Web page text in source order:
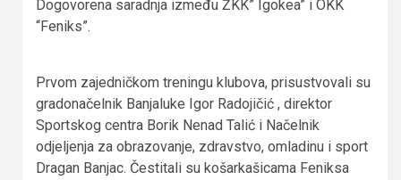
Dogovorena saradnja između ŽKK” Igokea” i OKK
“Feniks”.
Prvom zajedničkom treningu klubova, prisustvovali su
gradonačelnik Banjaluke Igor Radojičić , direktor
Sportskog centra Borik Nenad Talić i Načelnik
odjeljenja za obrazovanje, zdravstvo, omladinu i sport
Dragan Banjac. Čestitali su košarkašicama Feniksa